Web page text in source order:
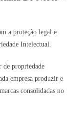
a proteção legal e
Intelectual.
de propriedade
empresa produzir e
consolidadas no